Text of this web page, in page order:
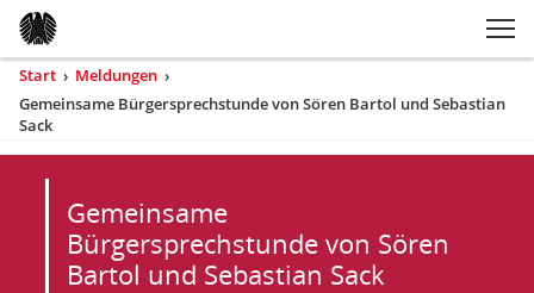
Kopfbereich
Sprungmarken-
Navigation
Hauptnavigation
Sie
sind
hier
Start › Meldungen ›
Gemeinsame Bürgersprechstunde von Sören Bartol und Sebastian
Sack
Inhaltsbereich
Gemeinsame
Bürgersprechstunde von Sören
Bartol und Sebastian Sack